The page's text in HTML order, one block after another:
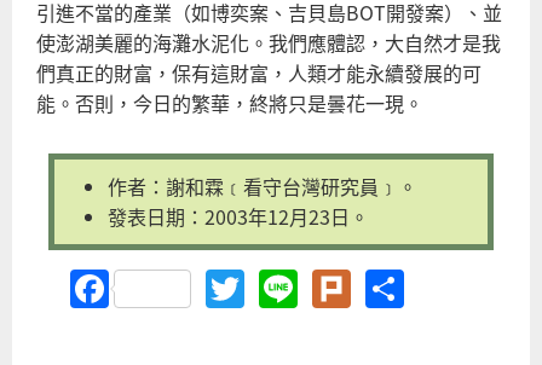
引進不當的產業（如博奕案、吉貝島BOT開發案）、並
使澎湖美麗的海灘水泥化。我們應體認，大自然才是我
們真正的財富，保有這財富，人類才能永續發展的可
能。否則，今日的繁華，終將只是曇花一現。
作者：謝和霖﹝看守台灣研究員﹞。
發表日期：2003年12月23日。
FacebookTwitter
LinePlurk